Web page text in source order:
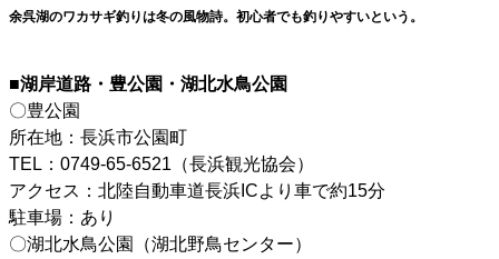
余呉湖のワカサギ釣りは冬の風物詩。初心者でも釣りやすいという。
■湖岸道路・豊公園・湖北水鳥公園
〇豊公園
所在地：長浜市公園町
TEL：0749-65-6521（長浜観光協会）
アクセス：北陸自動車道長浜ICより車で約15分
駐車場：あり
〇湖北水鳥公園（湖北野鳥センター）